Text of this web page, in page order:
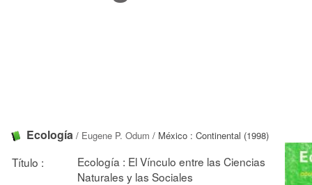
Ecología / Eugene P. Odum / México : Continental (1998)
Título :
Ecología : El Vínculo entre las Ciencias
Naturales y las Sociales